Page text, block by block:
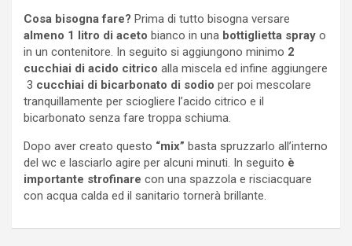
Cosa bisogna fare? Prima di tutto bisogna versare
almeno 1 litro di aceto bianco in una bottiglietta spray o
in un contenitore. In seguito si aggiungono minimo 2
cucchiai di acido citrico alla miscela ed infine aggiungere
3 cucchiai di bicarbonato di sodio per poi mescolare
tranquillamente per sciogliere l’acido citrico e il
bicarbonato senza fare troppa schiuma.
Dopo aver creato questo “mix” basta spruzzarlo all’interno
del wc e lasciarlo agire per alcuni minuti. In seguito è
importante strofinare con una spazzola e risciacquare
con acqua calda ed il sanitario tornerà brillante.